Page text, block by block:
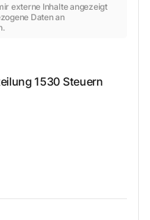
externe Inhalte angezeigt
Daten an
1530 Steuern